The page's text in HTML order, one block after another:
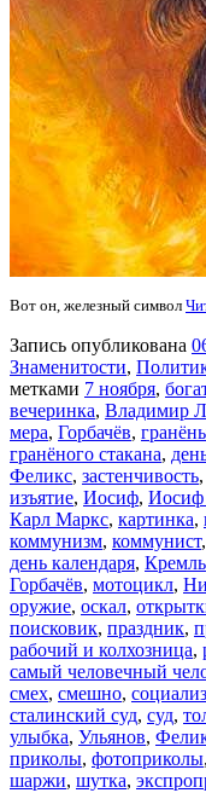
Вот он, железный символ
Запись опубликована
Знаменитости,
метками 7 ноября,
вечеринка, Владимир
мера, Горбачёв,
гранёного стакана,
Феликс, застенчивость,
изъятие, Иосиф, Иосиф
Карл Маркс, картинка,
коммунизм, коммунист,
день календаря, Кремль
Горбачёв, мотоцикл,
оружие, оскал,
поисковик, праздник,
рабочий и колхозница,
самый человечный
смех, смешно,
сталинский суд, суд,
улыбка, Ульянов,
приколы, фотоприколы,
шаржи, шутка,